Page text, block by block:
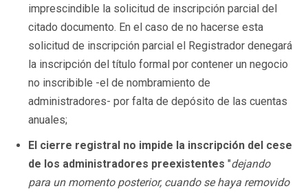
imprescindible la solicitud de inscripción parcial del
citado documento. En el caso de no hacerse esta
solicitud de inscripción parcial el Registrador denegará
la inscripción del título formal por contener un negocio
no inscribible -el de nombramiento de
administradores- por falta de depósito de las cuentas
anuales;
El cierre registral no impide la inscripción del cese
de los administradores preexistentes "dejando
para un momento posterior, cuando se haya removido